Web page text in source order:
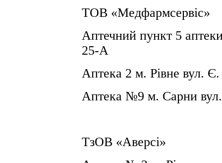
ТОВ «Медфармсервіс»
Аптечний пункт 5
25-А
Аптека 2 м. Рівне вул.
Аптека №9 м. Сарни
ТзОВ «Аверсі»